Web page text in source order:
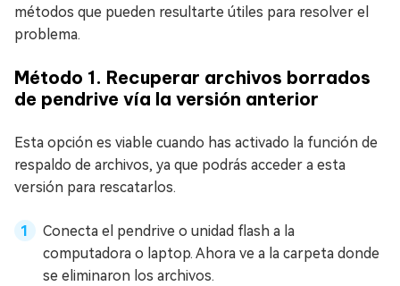
métodos que pueden resultarte útiles para resolver el
problema.
Método 1. Recuperar archivos borrados
de pendrive vía la versión anterior
Esta opción es viable cuando has activado la función de
respaldo de archivos, ya que podrás acceder a esta
versión para rescatarlos.
Conecta el pendrive o unidad flash a la
computadora o laptop. Ahora ve a la carpeta donde
se eliminaron los archivos.